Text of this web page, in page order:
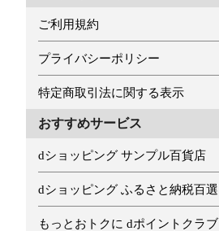
ご利用規約
プライバシーポリシー
特定商取引法に関する表示
おすすめサービス
dショッピング サンプル百貨店
dショッピング ふるさと納税百選
もっとおトクに dポイントクラブ